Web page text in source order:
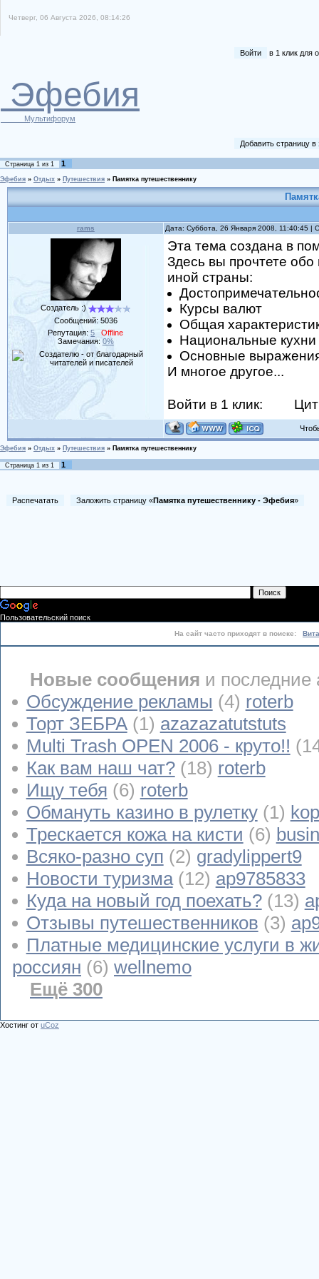
Четверг, 06 Августа 2026, 08:14:26
Войти в 1 клик для
Эфебия
Мультифорум
Добавить страницу
Страница 1 из 1 1
Эфебия » Отдых » Путешествия » Памятка путешественнику
rams Дата: Суббота, 26 Января 2008, 11:40:45 |
Создатель :)
Сообщений: 5036
Репутация:5
Offline
Замечания: 0%
Эта тема создана в
Здесь вы прочтете
иной страны:
Курсы валют
Общая
Национальные кухни
Основные
И многое другое...
Войти в 1 клик:
Эфебия » Отдых » Путешествия » Памятка путешественнику
Страница 1 из 1 1
Распечатать Заложить страницу «Памятка путешественнику - Эфебия»
Пользовательский поиск
На сайт часто приходят в поиске:
Новые сообщения и последние
Обсуждение рекламы (4) roterb
Торт ЗЕБРА (1) azazazatutstuts
Multi Trash OPEN 2006 - круто!!
Как вам наш чат? (18) roterb
Ищу тебя (6) roterb
Обмануть казино в рулетку (1)
Трескается кожа на кисти (6)
Всяко-разно суп (2) gradylippert9
Новости туризма (12) ap9785833
Куда на новый год поехать? (13)
Отзывы путешественников (3)
Платные медицинские услуги в
россиян (6) wellnemo
Ещё 300
Хостинг от uCoz